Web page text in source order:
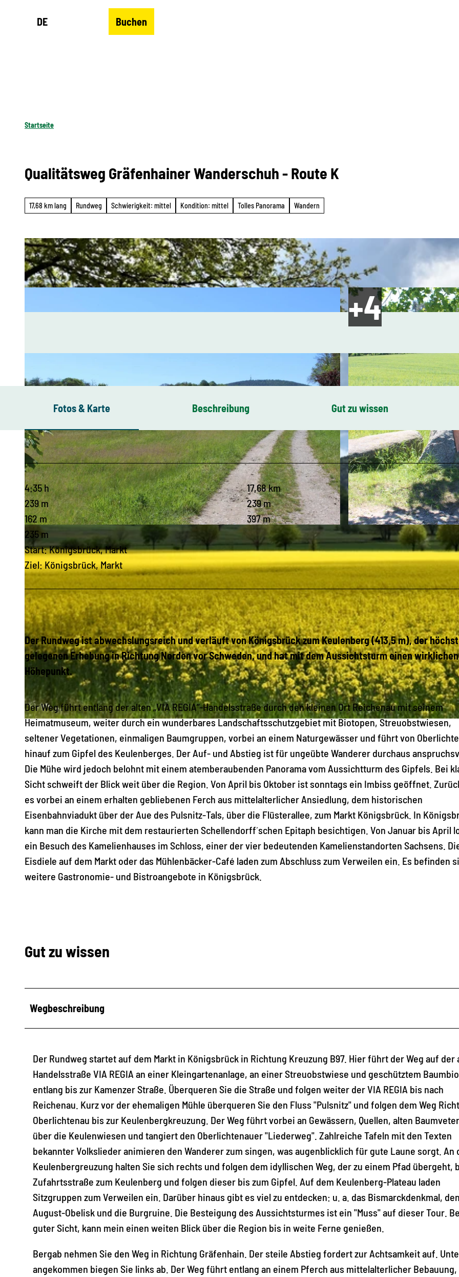
DE Buchen
Startseite
Qualitätsweg Gräfenhainer Wanderschuh - Route K
17,68 km lang Rundweg Schwierigkeit: mittel Kondition: mittel Tolles Panorama Wandern
© Olaf Herzog, Das Landschaftswunderland Oberlausitz
© Petra Nowak, SG Gräfenhain e.V.
Fotos & Karte Beschreibung Gut zu wissen
4:35 h
17,68 km
239 m
239 m
162 m
397 m
235 m
Start: Königsbrück, Markt
Ziel: Königsbrück, Markt
Der Rundweg ist abwechslungsreich und verläuft von Königsbrück zum Keulenberg (413,5 m), der höchst
gelegenen Erhebung in Richtung Norden vor Schweden, und hat mit dem Aussichtsturm einen wirklichen
Höhepunkt.
Der Weg führt entlang der alten „VIA REGIA“-Handelsstraße durch den kleinen Ort Reichenau mit seinem
Heimatmuseum, weiter durch ein wunderbares Landschaftsschutzgebiet mit Biotopen, Streuobstwiesen,
seltener Vegetationen, einmaligen Baumgruppen, vorbei an einem Naturgewässer und führt von
hinauf zum Gipfel des Keulenberges. Der Auf- und Abstieg ist für ungeübte Wanderer durchaus
Die Mühe wird jedoch belohnt mit einem atemberaubenden Panorama vom Aussichtturm des Gipfels. Bei
Sicht schweift der Blick weit über die Region. Von April bis Oktober ist sonntags ein Imbiss geöffnet.
es vorbei an einem erhalten gebliebenen Ferch aus mittelalterlicher Ansiedlung, dem historischen
Eisenbahnviadukt über der Aue des Pulsnitz-Tals, über die Flüsterallee, zum Markt Königsbrück. In
kann man die Kirche mit dem restaurierten Schellendorff´schen Epitaph besichtigen. Von Januar bis April
ein Besuch des Kamelienhauses im Schloss, einer der vier bedeutenden Kamelienstandorten Sachsens.
Eisdiele auf dem Markt oder das Mühlenbäcker-Café laden zum Abschluss zum Verweilen ein. Es befinden
weitere Gastronomie- und Bistroangebote in Königsbrück.
Gut zu wissen
Wegbeschreibung
Der Rundweg startet auf dem Markt in Königsbrück in Richtung Kreuzung B97. Hier führt der Weg auf der
Handelsstraße VIA REGIA an einer Kleingartenanlage, an einer Streuobstwiese und geschütztem
entlang bis zur Kamenzer Straße. Überqueren Sie die Straße und folgen weiter der VIA REGIA bis nach
Reichenau. Kurz vor der ehemaligen Mühle überqueren Sie den Fluss "Pulsnitz" und folgen dem Weg
Oberlichtenau bis zur Keulenbergkreuzung. Der Weg führt vorbei an Gewässern, Quellen, alten
über die Keulenwiesen und tangiert den Oberlichtenauer "Liederweg". Zahlreiche Tafeln mit den Texten
bekannter Volkslieder animieren den Wanderer zum singen, was augenblicklich für gute Laune sorgt. An
Keulenbergreuzung halten Sie sich rechts und folgen dem idyllischen Weg, der zu einem Pfad übergeht,
Zufahrtsstraße zum Keulenberg und folgen dieser bis zum Gipfel. Auf dem Keulenberg-Plateau laden
Sitzgruppen zum Verweilen ein. Darüber hinaus gibt es viel zu entdecken: u. a. das Bismarckdenkmal, den
August-Obelisk und die Burgruine. Die Besteigung des Aussichtsturmes ist ein "Muss" auf dieser Tour.
guter Sicht, kann mein einen weiten Blick über die Region bis in weite Ferne genießen.
Bergab nehmen Sie den Weg in Richtung Gräfenhain. Der steile Abstieg fordert zur Achtsamkeit auf.
angekommen biegen Sie links ab. Der Weg führt entlang an einem Pferch aus mittelalterlicher